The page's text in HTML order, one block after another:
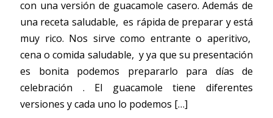
con una versión de guacamole casero. Además de
una receta saludable, es rápida de preparar y está
muy rico. Nos sirve como entrante o aperitivo,
cena o comida saludable, y ya que su presentación
es bonita podemos prepararlo para días de
celebración . El guacamole tiene diferentes
versiones y cada uno lo podemos […]